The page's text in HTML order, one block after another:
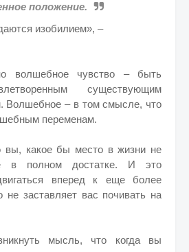
положение.
изобилием», –
волшебное чувство – быть
существующим
Волшебное – в том смысле, что
переменам.
вы, какое бы место в жизни не
в полном достатке. И это
вперед к еще более
заставляет вас почивать на
мысль, что когда вы